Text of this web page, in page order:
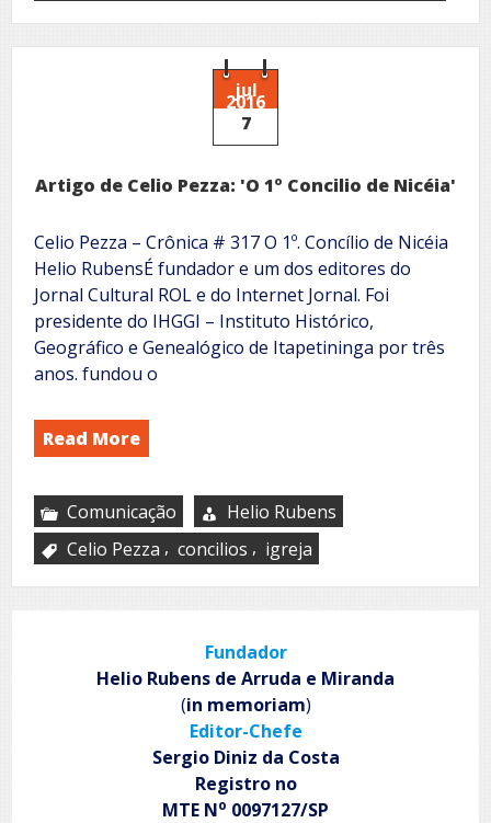
jul
2016
7
Artigo de Celio Pezza: 'O 1º Concilio de Nicéia'
Celio Pezza – Crônica # 317 O 1º. Concílio de Nicéia
Helio RubensÉ fundador e um dos editores do
Jornal Cultural ROL e do Internet Jornal. Foi
presidente do IHGGI – Instituto Histórico,
Geográfico e Genealógico de Itapetininga por três
anos. fundou o
Read More
Comunicação
Helio Rubens
Celio Pezza , concilios , igreja
Fundador
Helio Rubens de Arruda e Miranda
(in memoriam)
Editor-Chefe
Sergio Diniz da Costa
Registro no
MTE No 0097127/SP